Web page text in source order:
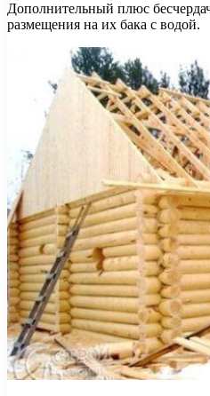
Дополнительный плюс
размещения на их бака с водой.